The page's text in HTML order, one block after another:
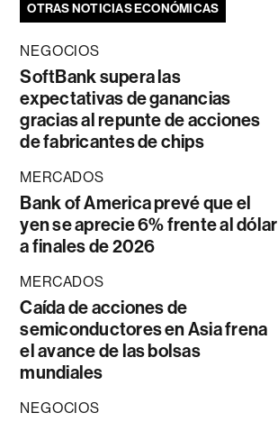
OTRAS NOTICIAS ECONÓMICAS
NEGOCIOS
SoftBank supera las
expectativas de ganancias
gracias al repunte de acciones
de fabricantes de chips
MERCADOS
Bank of America prevé que el
yen se aprecie 6% frente al dólar
a finales de 2026
MERCADOS
Caída de acciones de
semiconductores en Asia frena
el avance de las bolsas
mundiales
NEGOCIOS